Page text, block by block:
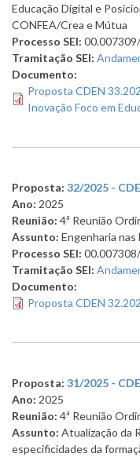
Educação Digital e
CONFEA/Crea e Mútua
Processo SEI:
Tramitação SEI:
Documento:
Proposta CDEN
Inovação Foco em
Proposta: 32/2025 -
Ano: 2025
Reunião: 4ª Reunião
Assunto: Engenharia nas
Processo SEI:
Tramitação SEI:
Documento:
Proposta CDEN
Proposta: 31/2025 -
Ano: 2025
Reunião: 4ª Reunião
Assunto: Atualização da
especificidades da